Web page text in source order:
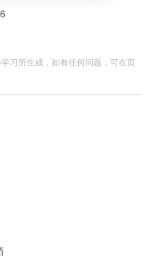
习所生成，如有任何问题，可在页